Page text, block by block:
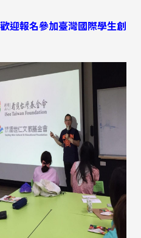
迎報名參加臺灣國際學生創